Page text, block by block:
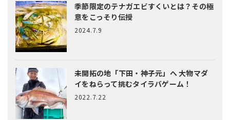
季節限定のテナガエビすくいとは？ その極
意をこっそり伝授
2024.7.9
未開拓の地「下田・神子元」へ大物マダ
イをねらって挑むタイラバゲーム！
2022.7.22